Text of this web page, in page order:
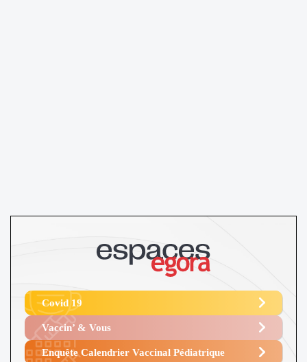
Covid 19
Vaccin’ & Vous
Enquête Calendrier Vaccinal Pédiatrique